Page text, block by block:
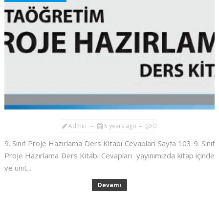
Admin 5 years ago 0
9. Sınıf Proje Hazırlama Ders Kitabı Cevapları Sayfa 103 9. Sınıf
Proje Hazırlama Ders Kitabı Cevapları yayınımızda kitap içinde
ve ünit...
Devamı